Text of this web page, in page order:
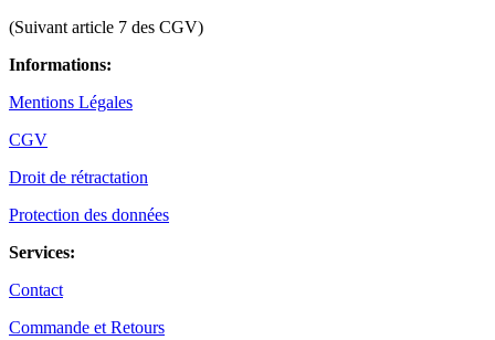
(Suivant article 7 des CGV)
Informations:
Mentions Légales
CGV
Droit de rétractation
Protection des données
Services:
Contact
Commande et Retours